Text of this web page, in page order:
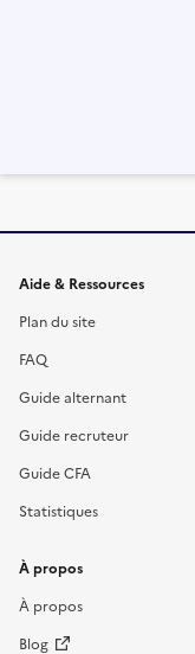
Aide & Ressources
Plan du site
FAQ
Guide alternant
Guide recruteur
Guide CFA
Statistiques
À propos
À propos
Blog